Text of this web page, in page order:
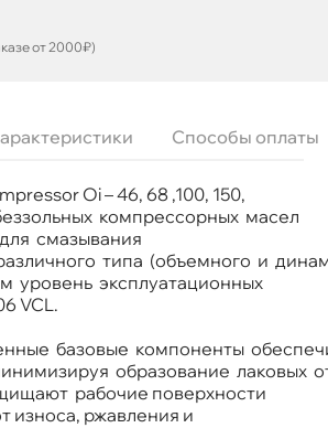
от 2000₽)
Способы оплаты
Oi – 46, 68 ,100, 150,
компрессорных масел
смазывания
типа (объемного и
уровень эксплуатационных
VCL.
базовые компоненты
образование лаковых
рабочие поверхности
износа, ржавления и
Газпромнефть
Минеральное
205л
253720124
Индустриальное масло